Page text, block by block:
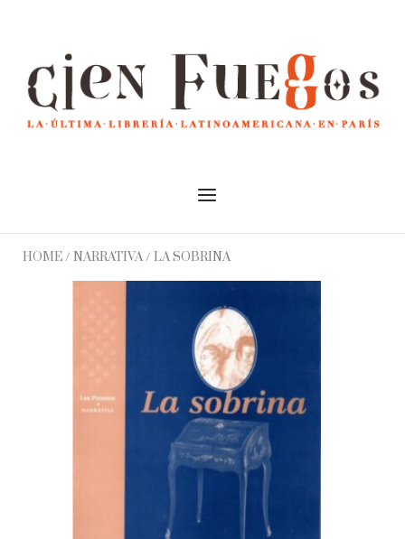
Menu
HOME/ NARRATIVA/ LA SOBRINA